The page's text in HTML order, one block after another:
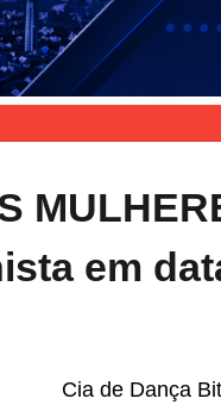
em
Cia de Dança